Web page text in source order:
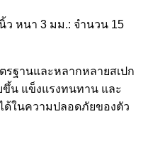
ว หนา 3 มม.: จำนวน 15
รฐานและหลากหลายสเปก
ขึ้น แข็งแรงทนทาน และ
ด้ในความปลอดภัยของตัว